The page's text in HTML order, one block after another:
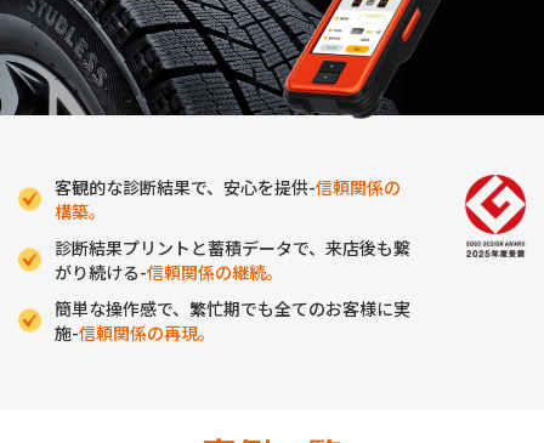
客観的な診断結果で、安心を提供-信頼関係の
構築。
診断結果プリントと蓄積データで、来店後も繋
がり続ける-信頼関係の継続。
簡単な操作感で、繁忙期でも全てのお客様に実
施-信頼関係の再現。